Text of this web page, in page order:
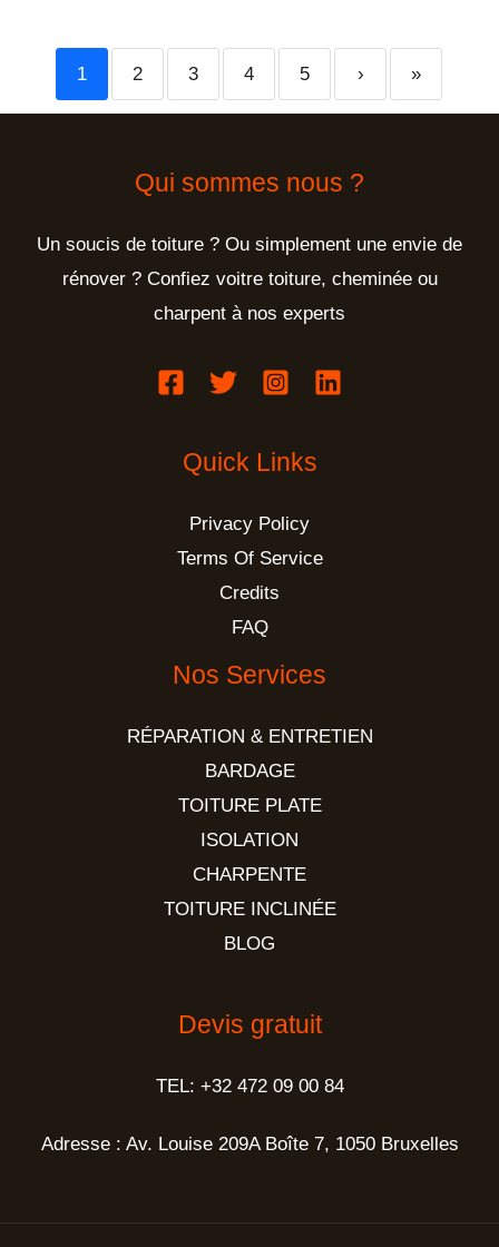
1 2 3 4 5 › »
Qui sommes nous ?
Un soucis de toiture ? Ou simplement une envie de
rénover ? Confiez voitre toiture, cheminée ou
charpent à nos experts
Quick Links
Privacy Policy
Terms Of Service
Credits
FAQ
Nos Services
RÉPARATION & ENTRETIEN
BARDAGE
TOITURE PLATE
ISOLATION
CHARPENTE
TOITURE INCLINÉE
BLOG
Devis gratuit
TEL: +32 472 09 00 84
Adresse : Av. Louise 209A Boîte 7, 1050 Bruxelles